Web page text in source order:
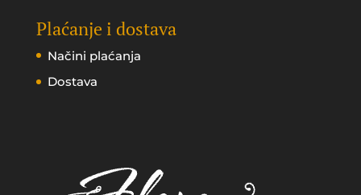
Plaćanje i dostava
Načini plaćanja
Dostava